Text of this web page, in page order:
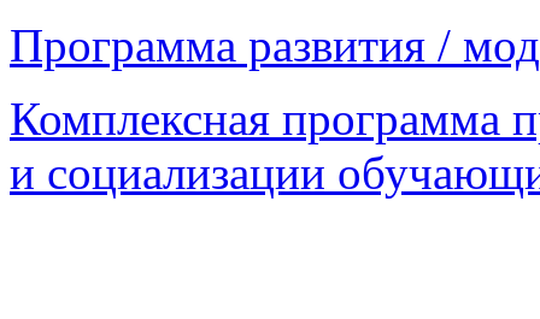
Программа развития /
Комплексная программа
и социализации